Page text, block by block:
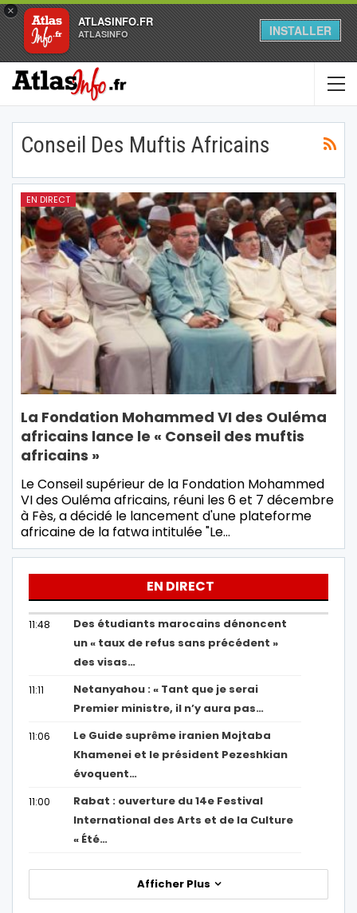
×
ATLASINFO.FR
ATLASINFO INSTALLER
Conseil Des Muftis Africains
EN DIRECT
La Fondation Mohammed VI des Ouléma
africains lance le « Conseil des muftis
africains »
Le Conseil supérieur de la Fondation Mohammed
VI des Ouléma africains, réuni les 6 et 7 décembre
à Fès, a décidé le lancement d'une plateforme
africaine de la fatwa intitulée "Le…
EN DIRECT
11:48
Des étudiants marocains dénoncent
un « taux de refus sans précédent »
des visas…
11:11
Netanyahou : « Tant que je serai
Premier ministre, il n’y aura pas…
11:06
Le Guide suprême iranien Mojtaba
Khamenei et le président Pezeshkian
évoquent…
11:00
Rabat : ouverture du 14e Festival
International des Arts et de la Culture
« Été…
Afficher Plus